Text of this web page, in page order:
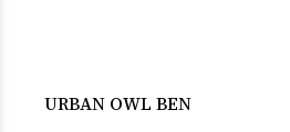
URBAN OWL BEN